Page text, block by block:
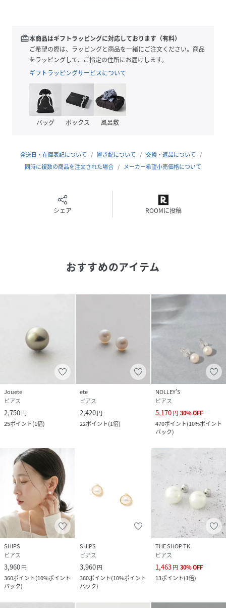
品番
FX1574_00022009
(00022009-R-1 FX1574)
redeem本商品はギフトラッピングに対応しております（有料）
ご希望の際は、ラッピングと商品を一緒にご注文ください。商品
をラッピングして、ご指定の住所にお届けします。
ギフトラッピングサービスについて
バッグ ボックス 風呂敷
発送日・在庫表記について 置き配について
交換・返品について
同時に複数の商品を注文された場合
メーカー希望小売価格について
シェア ROOMに投稿
おすすめのアイテム
Jouete
ピアス
2,750円
25ポイント(1倍)
ete
ピアス
2,420円
22ポイント(1倍)
NOLLEY'S
ピアス
5,170円 30%OFF
470ポイント(10%ポイント
バック)
SHIPS
ピアス
3,960円
360ポイント(10%ポイント
バック)
SHIPS
ピアス
3,960円
360ポイント(10%ポイント
バック)
THE SHOP TK
ピアス
1,463円 30%OFF
13ポイント(1倍)